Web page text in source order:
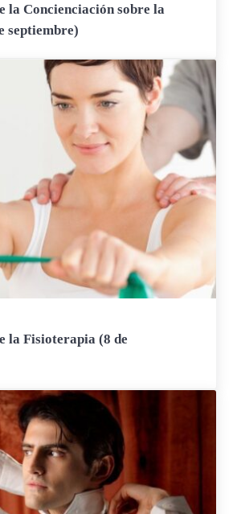
la Concienciación sobre la
septiembre)
la Fisioterapia (8 de